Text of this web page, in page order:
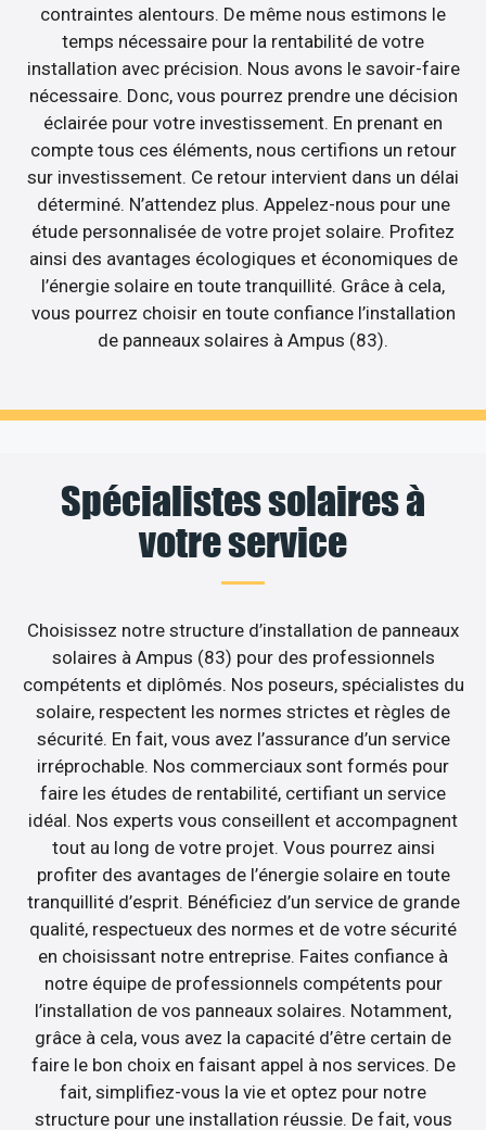
contraintes alentours. De même nous estimons le
temps nécessaire pour la rentabilité de votre
installation avec précision. Nous avons le savoir-faire
nécessaire. Donc, vous pourrez prendre une décision
éclairée pour votre investissement. En prenant en
compte tous ces éléments, nous certifions un retour
sur investissement. Ce retour intervient dans un délai
déterminé. N’attendez plus. Appelez-nous pour une
étude personnalisée de votre projet solaire. Profitez
ainsi des avantages écologiques et économiques de
l’énergie solaire en toute tranquillité. Grâce à cela,
vous pourrez choisir en toute confiance l’installation
de panneaux solaires à Ampus (83).
Spécialistes solaires à
votre service
Choisissez notre structure d’installation de panneaux
solaires à Ampus (83) pour des professionnels
compétents et diplômés. Nos poseurs, spécialistes du
solaire, respectent les normes strictes et règles de
sécurité. En fait, vous avez l’assurance d’un service
irréprochable. Nos commerciaux sont formés pour
faire les études de rentabilité, certifiant un service
idéal. Nos experts vous conseillent et accompagnent
tout au long de votre projet. Vous pourrez ainsi
profiter des avantages de l’énergie solaire en toute
tranquillité d’esprit. Bénéficiez d’un service de grande
qualité, respectueux des normes et de votre sécurité
en choisissant notre entreprise. Faites confiance à
notre équipe de professionnels compétents pour
l’installation de vos panneaux solaires. Notamment,
grâce à cela, vous avez la capacité d’être certain de
faire le bon choix en faisant appel à nos services. De
fait, simplifiez-vous la vie et optez pour notre
structure pour une installation réussie. De fait, vous